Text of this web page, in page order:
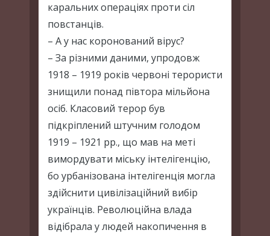
каральних операціях проти сіл
повстанців.
– А у нас коронований вірус?
– За різними даними, упродовж
1918 – 1919 років червоні терористи
знищили понад півтора мільйона
осіб. Класовий терор був
підкріплений штучним голодом
1919 – 1921 рр., що мав на меті
вимордувати міську інтелігенцію,
бо урбанізована інтелігенція могла
здійснити цивілізаційний вибір
українців. Революційна влада
відібрала у людей накопичення в